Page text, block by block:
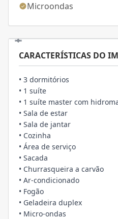
Microondas
CARACTERÍSTICAS DO
• 3 dormitórios
• 1 suíte
• 1 suíte master com
• Sala de estar
• Sala de jantar
• Cozinha
• Área de serviço
• Sacada
• Churrasqueira a carvão
• Ar-condicionado
• Fogão
• Geladeira duplex
• Micro-ondas